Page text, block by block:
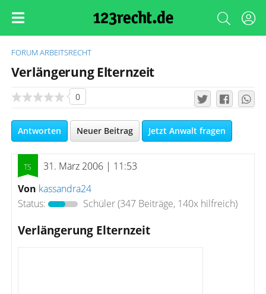
FORUM ARBEITSRECHT
Verlängerung Elternzeit
0
Antworten Neuer Beitrag Jetzt Anwalt fragen
31. März 2006 | 11:53
Von kassandra24
Status:
Schüler(347 Beiträge, 140x hilfreich)
Verlängerung Elternzeit